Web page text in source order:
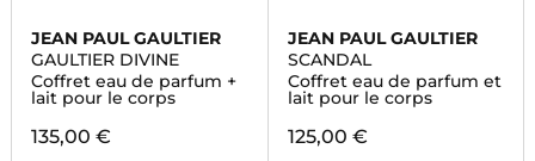
JEAN PAUL GAULTIER
GAULTIER DIVINE
Coffret eau de parfum +
lait pour le corps
135,00 €
JEAN PAUL GAULTIER
SCANDAL
Coffret eau de parfum et
lait pour le corps
125,00 €